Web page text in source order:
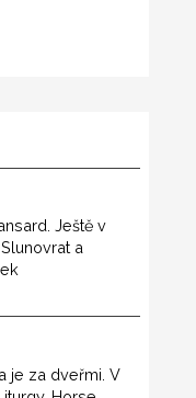
Ještě v
a
je za dveřmi. V